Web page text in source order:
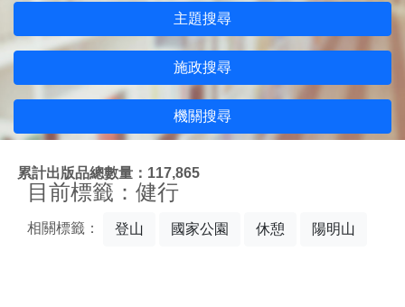
主題搜尋
施政搜尋
機關搜尋
累計出版品總數量：117,865
目前標籤：健行
相關標籤： 登山 國家公園 休憩 陽明山